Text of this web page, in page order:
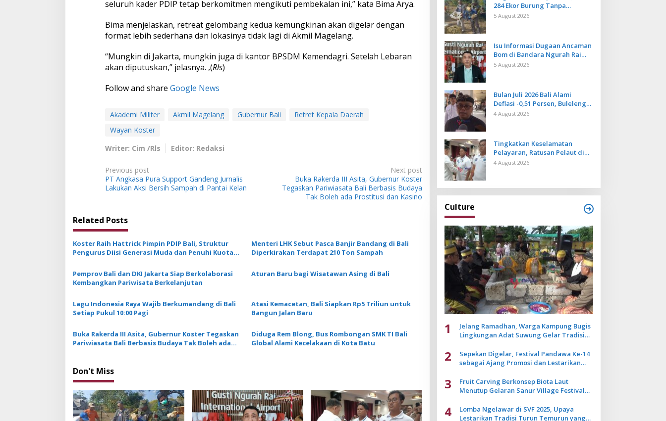
seluruh kader PDIP tetap berkomitmen mengikuti pembekalan ini,” kata Bima Arya.
Bima menjelaskan, retreat gelombang kedua kemungkinan akan digelar dengan
format lebih sederhana dan lokasinya tidak lagi di Akmil Magelang.
“Mungkin di Jakarta, mungkin juga di kantor BPSDM Kemendagri. Setelah Lebaran
akan diputuskan,” jelasnya. ,(Rls)
Follow and share Google News
Akademi Militer Akmil Magelang Gubernur Bali
Retret Kepala Daerah
Wayan Koster
Writer: Cim /Rls
Editor: Redaksi
P
o
t
n
a
v
i
g
t
o
Previous post
PT Angkasa Pura Support Gandeng Jurnalis
Lakukan Aksi Bersih Sampah di Pantai Kelan
Next post
Buka Rakerda III Asita, Gubernur Koster
Tegaskan Pariwiasata Bali Berbasis Budaya
Tak Boleh ada Prostitusi dan Kasino
Related Posts
Koster Raih Hattrick Pimpin PDIP Bali, Struktur
Pengurus Diisi Generasi Muda dan Penuhi Kuota
Menteri LHK Sebut Pasca Banjir Bandang di Bali
Diperkirakan Terdapat 210 Ton Sampah
Pemprov Bali dan DKI Jakarta Siap Berkolaborasi
Kembangkan Pariwisata Berkelanjutan
Aturan Baru bagi Wisatawan Asing di Bali
Lagu Indonesia Raya Wajib Berkumandang di Bali
Setiap Pukul 10:00 Pagi
Atasi Kemacetan, Bali Siapkan Rp5 Triliun untuk
Bangun Jalan Baru
Buka Rakerda III Asita, Gubernur Koster Tegaskan
Pariwiasata Bali Berbasis Budaya Tak Boleh ada
Diduga Rem Blong, Bus Rombongan SMK TI Bali
Global Alami Kecelakaan di Kota Batu
Don't Miss
284 Ekor Burung Tanpa
Dokumen Dilepasliarkan Cegah
5 August 2026
Isu Informasi Dugaan Ancaman
Bom di Bandara Ngurah Rai
Bali Tidak Benar, Operasional
5 August 2026
Bulan Juli 2026 Bali Alami
Deflasi -0,51 Persen, Buleleng
Catat Penurunan Terendah
4 August 2026
Tingkatkan Keselamatan
Pelayaran, Ratusan Pelaut di
Bali Ikuti Pelatihan MPR dan
4 August 2026
Culture
1
Jelang Ramadhan, Warga Kampung Bugis
Lingkungan Adat Suwung Gelar Tradisi
2
Sepekan Digelar, Festival Pandawa Ke-14
sebagai Ajang Promosi dan Lestarikan
3
Fruit Carving Berkonsep Biota Laut
Menutup Gelaran Sanur Village Festival
4
Lomba Ngelawar di SVF 2025, Upaya
Lestarikan Tradisi Turun Temurun yang